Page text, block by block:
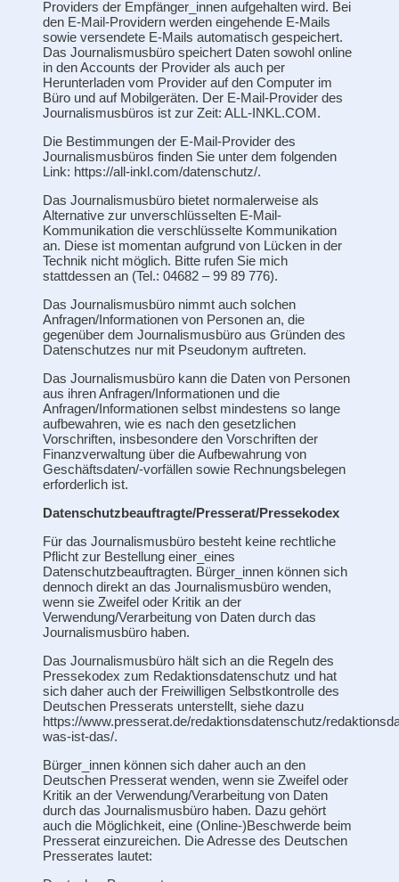
Providers der Empfänger_innen aufgehalten wird. Bei
den E-Mail-Providern werden eingehende E-Mails
sowie versendete E-Mails automatisch gespeichert.
Das Journalismusbüro speichert Daten sowohl online
in den Accounts der Provider als auch per
Herunterladen vom Provider auf den Computer im
Büro und auf Mobilgeräten. Der E-Mail-Provider des
Journalismusbüros ist zur Zeit: ALL-INKL.COM.
Die Bestimmungen der E-Mail-Provider des
Journalismusbüros finden Sie unter dem folgenden
Link: https://all-inkl.com/datenschutz/.
Das Journalismusbüro bietet normalerweise als
Alternative zur unverschlüsselten E-Mail-
Kommunikation die verschlüsselte Kommunikation
an. Diese ist momentan aufgrund von Lücken in der
Technik nicht möglich. Bitte rufen Sie mich
stattdessen an (Tel.: 04682 – 99 89 776).
Das Journalismusbüro nimmt auch solchen
Anfragen/Informationen von Personen an, die
gegenüber dem Journalismusbüro aus Gründen des
Datenschutzes nur mit Pseudonym auftreten.
Das Journalismusbüro kann die Daten von Personen
aus ihren Anfragen/Informationen und die
Anfragen/Informationen selbst mindestens so lange
aufbewahren, wie es nach den gesetzlichen
Vorschriften, insbesondere den Vorschriften der
Finanzverwaltung über die Aufbewahrung von
Geschäftsdaten/-vorfällen sowie Rechnungsbelegen
erforderlich ist.
Datenschutzbeauftragte/Presserat/Pressekodex
Für das Journalismusbüro besteht keine rechtliche
Pflicht zur Bestellung einer_eines
Datenschutzbeauftragten. Bürger_innen können sich
dennoch direkt an das Journalismusbüro wenden,
wenn sie Zweifel oder Kritik an der
Verwendung/Verarbeitung von Daten durch das
Journalismusbüro haben.
Das Journalismusbüro hält sich an die Regeln des
Pressekodex zum Redaktionsdatenschutz und hat
sich daher auch der Freiwilligen Selbstkontrolle des
Deutschen Presserats unterstellt, siehe dazu
https://www.presserat.de/redaktionsdatenschutz/
was-ist-das/.
Bürger_innen können sich daher auch an den
Deutschen Presserat wenden, wenn sie Zweifel oder
Kritik an der Verwendung/Verarbeitung von Daten
durch das Journalismusbüro haben. Dazu gehört
auch die Möglichkeit, eine (Online-)Beschwerde beim
Presserat einzureichen. Die Adresse des Deutschen
Presserates lautet: